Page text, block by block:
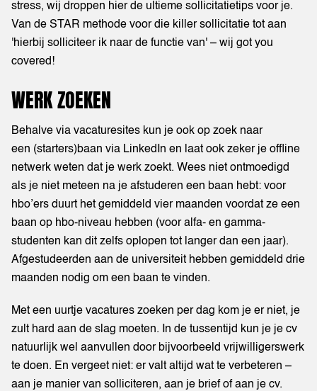
stress, wij droppen hier de ultieme sollicitatietips voor je.
Van de STAR methode voor die killer sollicitatie tot aan
'hierbij solliciteer ik naar de functie van' – wij got you
covered!
WERK ZOEKEN
Behalve via vacaturesites kun je ook op zoek naar
een (starters)baan via LinkedIn en laat ook zeker je offline
netwerk weten dat je werk zoekt. Wees niet ontmoedigd
als je niet meteen na je afstuderen een baan hebt: voor
hbo’ers duurt het gemiddeld vier maanden voordat ze een
baan op hbo-niveau hebben (voor alfa- en gamma-
studenten kan dit zelfs oplopen tot langer dan een jaar).
Afgestudeerden aan de universiteit hebben gemiddeld drie
maanden nodig om een baan te vinden.
Met een uurtje vacatures zoeken per dag kom je er niet, je
zult hard aan de slag moeten. In de tussentijd kun je je cv
natuurlijk wel aanvullen door bijvoorbeeld vrijwilligerswerk
te doen. En vergeet niet: er valt altijd wat te verbeteren –
aan je manier van solliciteren, aan je brief of aan je cv.